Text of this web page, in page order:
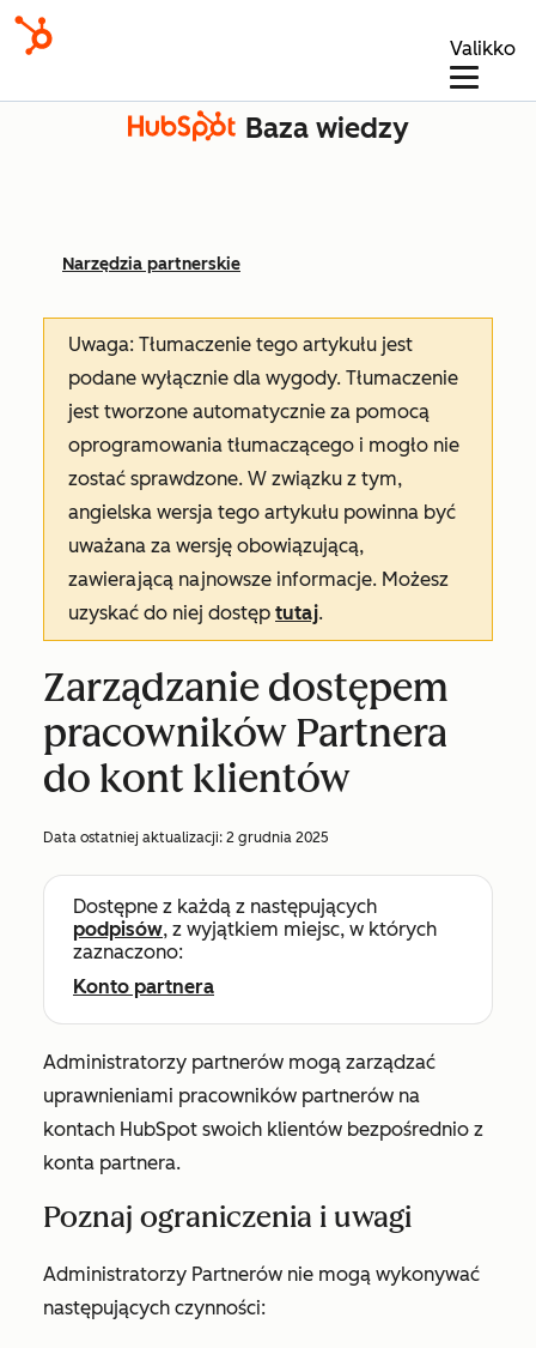
Valikko
Baza wiedzy
Narzędzia partnerskie
Uwaga: Tłumaczenie tego artykułu jest
podane wyłącznie dla wygody. Tłumaczenie
jest tworzone automatycznie za pomocą
oprogramowania tłumaczącego i mogło nie
zostać sprawdzone. W związku z tym,
angielska wersja tego artykułu powinna być
uważana za wersję obowiązującą,
zawierającą najnowsze informacje. Możesz
uzyskać do niej dostęp tutaj.
Zarządzanie dostępem
pracowników Partnera
do kont klientów
Data ostatniej aktualizacji: 2 grudnia 2025
Dostępne z każdą z następujących
podpisów, z wyjątkiem miejsc, w których
zaznaczono:
Konto partnera
Administratorzy partnerów mogą zarządzać
uprawnieniami pracowników partnerów na
kontach HubSpot swoich klientów bezpośrednio z
konta partnera.
Poznaj ograniczenia i uwagi
Administratorzy Partnerów nie mogą wykonywać
następujących czynności: